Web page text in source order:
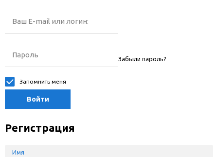
Ваш E-mail или логин:
Пароль Забыли пароль?
Запомнить меня
Войти
Регистрация
Имя